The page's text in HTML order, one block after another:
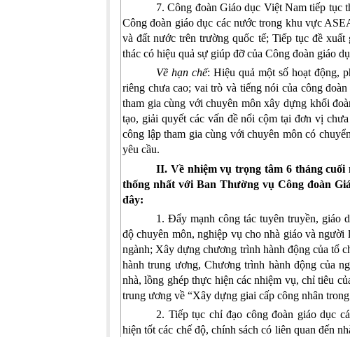
7. Công đoàn Giáo dục Việt Nam tiếp tục
Công đoàn giáo dục các nước trong khu vực
và đất nước trên trường quốc tế; Tiếp tục đề
thác có hiệu quả sự giúp đỡ của Công đoàn giáo
Về hạn chế: Hiệu quả một số hoạt động,
riêng chưa cao; vai trò và tiếng nói của công
tham gia cùng với chuyên môn xây dựng khối
tạo, giải quyết các vấn đề nổi cộm tại đơn vị
công lập tham gia cùng với chuyên môn có
yêu cầu.
II. Về nhiệm vụ trọng tâm 6 tháng
thống nhất với Ban Thường vụ Công đoàn
đây:
1. Đẩy mạnh công tác tuyên truyền, giáo
độ chuyên môn, nghiệp vụ cho nhà giáo và
ngành; Xây dựng chương trình hành động của tổ
hành trung ương, Chương trình hành động của
nhà, lồng ghép thực hiện các nhiệm vụ, chỉ tiêu
trung ương về “Xây dựng giai cấp công nhân
2. Tiếp tục chỉ đạo công đoàn giáo dục
hiện tốt các chế độ, chính sách có liên quan đến